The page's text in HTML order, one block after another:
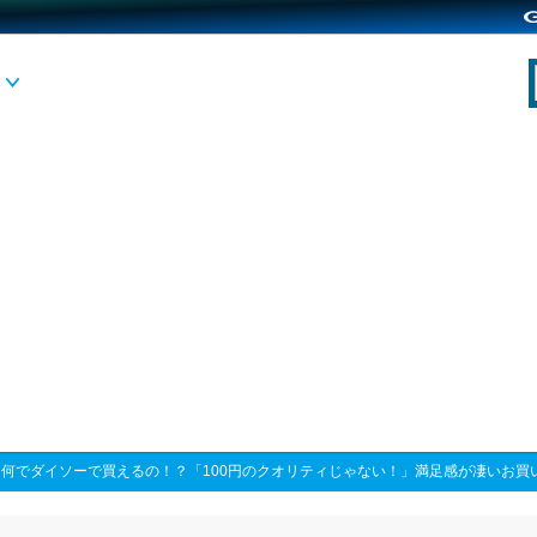
何でダイソーで買えるの！？「100円のクオリティじゃない！」満足感が凄いお買